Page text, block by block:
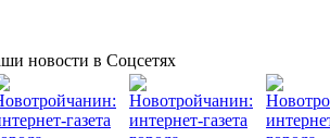
новости в Соцсетях